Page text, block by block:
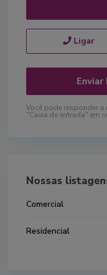
Ligar
Você pode responder
"Caixa de entrada" em
Nossas
Comercial
Residencial